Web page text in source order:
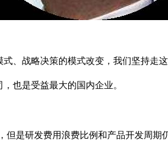
、战略决策的模式改变，我们坚持走这
也是受益最大的国内企业。
是研发费用浪费比例和产品开发周期